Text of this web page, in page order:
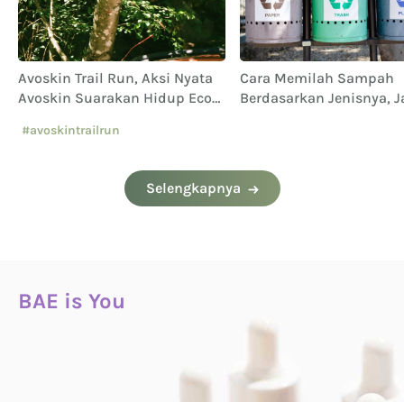
Avoskin Trail Run, Aksi Nyata
Avoskin Suarakan Hidup Eco
#avoskintrailrun
Cara Memilah Sampah
Berdasarkan Jenisnya,
Selengkapnya
BAE is You